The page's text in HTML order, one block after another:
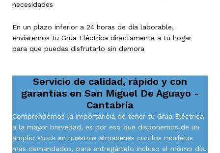
necesidades
En un plazo inferior a 24 horas de día laborable,
enviaremos tu Grúa Eléctrica directamente a tu hogar
para que puedas disfrutarlo sin demora
Servicio de calidad, rápido y con
garantías en San Miguel De Aguayo -
Cantabría
Comprendemos la importancia de tener tu Grúa Eléctrica
a la mayor brevedad, es por eso que disponemos de un
amplio stock en nuestros almacenes con los modelos
más demandados, para entregártelo incluso el mismo día.